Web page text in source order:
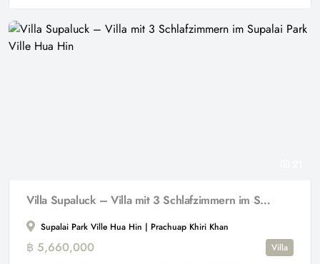
Villa Supaluck – Villa mit 3 Schlafzimmern im Supalai Park Ville Hua Hin
Supalai Park Ville Hua Hin | Prachuap Khiri Khan
฿ 5,660,000
Villa